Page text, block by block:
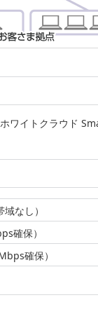
イトクラウド
なし）
確保）
確保）